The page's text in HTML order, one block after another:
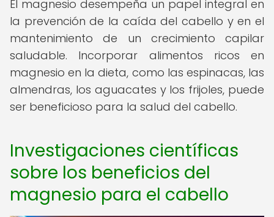
El magnesio desempeña un papel integral en
la prevención de la caída del cabello y en el
mantenimiento de un crecimiento capilar
saludable. Incorporar alimentos ricos en
magnesio en la dieta, como las espinacas, las
almendras, los aguacates y los frijoles, puede
ser beneficioso para la salud del cabello.
Investigaciones científicas
sobre los beneficios del
magnesio para el cabello